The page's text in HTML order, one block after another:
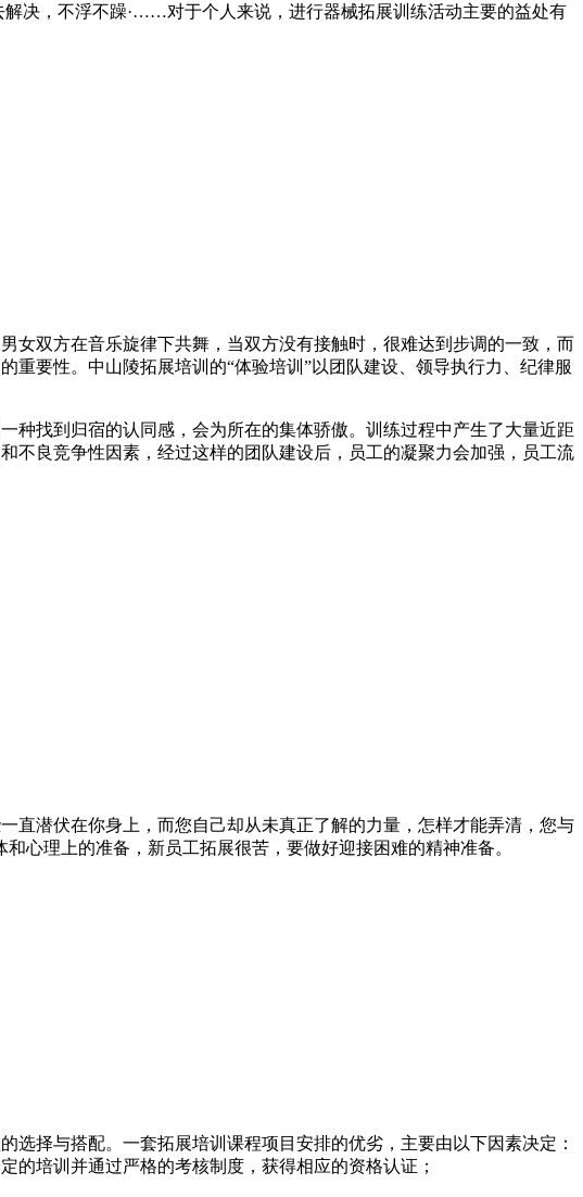
决，不浮不躁·……对于个人来说，进行器械拓展训练活动主要的益处有
女双方在音乐旋律下共舞，当双方没有接触时，很难达到步调的一致，而
要性。中山陵拓展培训的“体验培训”以团队建设、领导执行力、纪律服
种找到归宿的认同感，会为所在的集体骄傲。训练过程中产生了大量近距
不良竞争性因素，经过这样的团队建设后，员工的凝聚力会加强，员工流
直潜伏在你身上，而您自己却从未真正了解的力量，怎样才能弄清，您与
心理上的准备，新员工拓展很苦，要做好迎接困难的精神准备。
择与搭配。一套拓展培训课程项目安排的优劣，主要由以下因素决定：
的培训并通过严格的考核制度，获得相应的资格认证；